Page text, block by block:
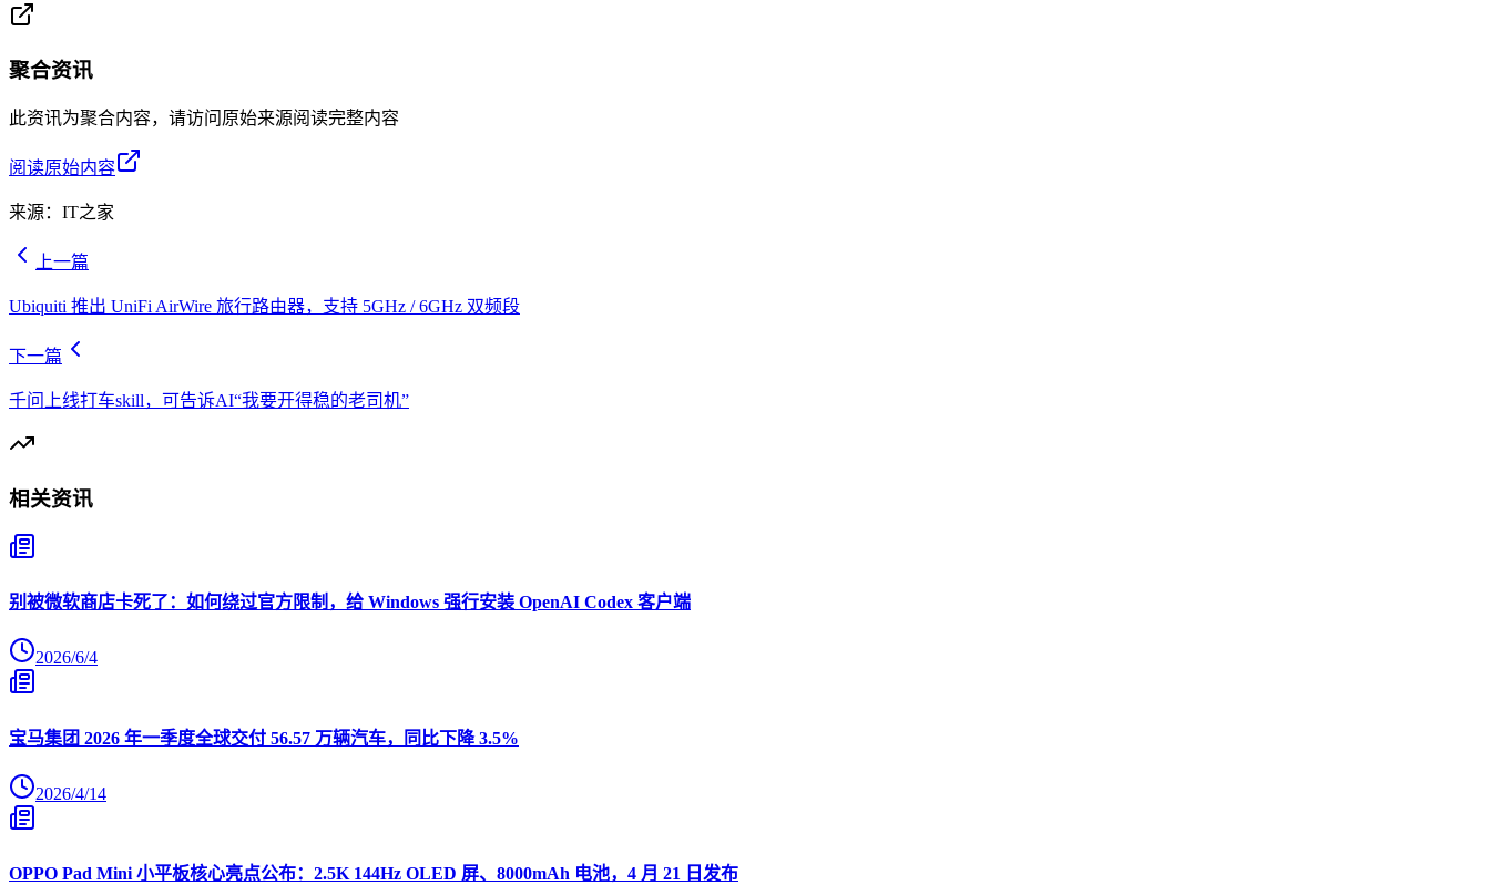
聚合资讯
此资讯为聚合内容，请访问原始来源阅读完整内容
阅读原始内容
来源： IT之家
上一篇
Ubiquiti 推出 UniFi AirWire 旅行路由器，支持 5GHz / 6GHz 双频段
下一篇
千问上线打车skill，可告诉AI“我要开得稳的老司机”
相关资讯
别被微软商店卡死了：如何绕过官方限制，给 Windows 强行安装 OpenAI Codex 客户端
2026/6/4
宝马集团 2026 年一季度全球交付 56.57 万辆汽车，同比下降 3.5%
2026/4/14
OPPO Pad Mini 小平板核心亮点公布：2.5K 144Hz OLED 屏、8000mAh 电池，4 月 21 日发布